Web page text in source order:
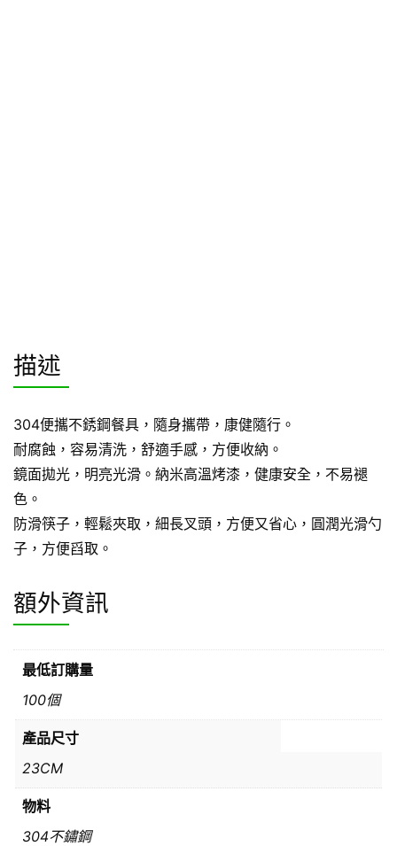
描述
304便攜不銹鋼餐具，隨身攜帶，康健隨行。
耐腐蝕，容易清洗，舒適手感，方便收納。
鏡面拋光，明亮光滑。納米高溫烤漆，健康安全，不易褪
色。
防滑筷子，輕鬆夾取，細長叉頭，方便又省心，圓潤光滑勺
子，方便舀取。
額外資訊
最低訂購量
100個
產品尺寸
23CM
物料
304不鏽鋼